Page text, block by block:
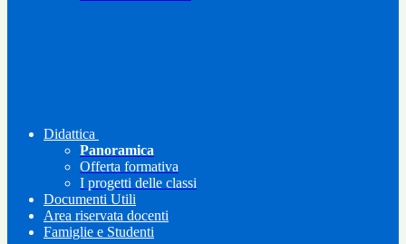
Didattica
Panoramica
Offerta formativa
I progetti delle classi
Documenti Utili
Area riservata docenti
Famiglie e Studenti